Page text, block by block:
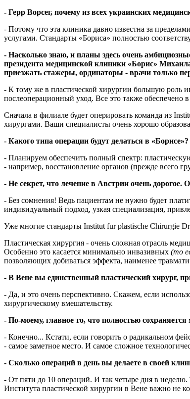
- Герр Ворсег, почему из всех украинских
- Потому что эта клиника давно известна за
услугами. Стандарты «Бориса» полностью
- Насколько знаю, и планы здесь очень
президента медицинской клиники «Борис»
приезжать стажеры, ординаторы - врачи только
- К тому же в пластической хирургии большую роль
послеоперационный уход. Все это также обеспечено
Сначала в филиале будет оперировать команда из
хирургами. Ваши специалисты очень хорошо
- Какого типа операции будут делаться в «Борисе»?
- Планируем обеспечить полный спектр:
- например, восстановление органов (прежде всего
- Не секрет, что лечение в Австрии очень
- Без сомнения! Ведь пациентам не нужно будет
индивидуальный подход, узкая специализация,
Уже многие стандарты Institut fur plastische Chirurgie
Пластическая хирургия - очень сложная отрасль
Особенно это касается минимально инвазивных (то
позволяющих добиваться эффекта, наименее
- В Вене вы единственный пластический хирург,
- Да, и это очень перспективно. Скажем, если
хирургическому вмешательству.
- По-моему, главное то, что полностью
- Конечно... Кстати, если говорить о радикальном
- самое заметное место. И самое сложное
- Сколько операций в день вы делаете в своей
- От пяти до 10 операций. И так четыре дня в
Института пластической хирургии в Вене важно не